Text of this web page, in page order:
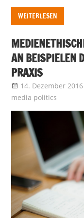
WEITERLESEN
AN BEISPIELEN
PRAXIS
14. Dezember 2016
media politics